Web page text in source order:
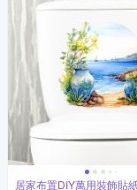
居家布置DIY萬用裝飾貼